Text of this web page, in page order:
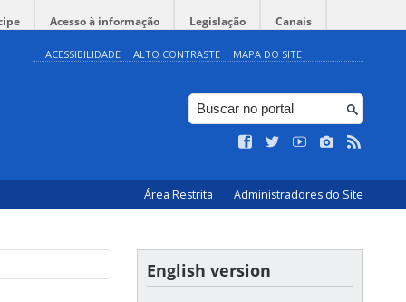
Acesso à informação Legislação Canais
ACESSIBILIDADE ALTO CONTRASTE MAPA DO SITE
Área Restrita Administradores do Site
English version